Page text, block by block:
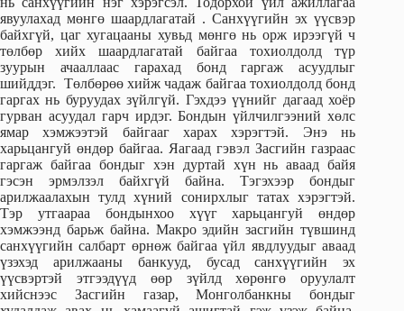
явуулахад мөнгө шаардлагатай . Санхүүгийн эх үүсвэр
байхгүй, цаг хугацааны хувьд мөнгө нь орж ирээгүй ч
төлбөр хийх шаардлагатай байгаа тохиолдолд түр
зуурын ачааллаас гарахад бонд гаргаж асуудлыг
шийддэг. Төлбөрөө хийж чадаж байгаа тохиолдолд бонд
гаргах нь буруудах зүйлгүй. Гэхдээ үүнийг дагаад хоёр
гурван асуудал гарч ирдэг. Бондын үйлчилгээний хөлс
ямар хэмжээтэй байгааг харах хэрэгтэй. Энэ нь
харьцангуй өндөр байгаа. Яагаад гэвэл Засгийн газраас
гаргаж байгаа бондыг хэн дуртай хүн нь аваад байя
гэсэн эрмэлзэл байхгүй байна. Тэгэхээр бондыг
арилжаалахын тулд хүний сонирхлыг татах хэрэгтэй.
Тэр утгаараа бондынхоо хүүг харьцангуй өндөр
хэмжээнд барьж байна. Макро эдийн засгийн түвшинд
санхүүгийн салбарт өрнөж байгаа үйл явдлуудыг аваад
үзэхэд арилжааны банкууд, бусад санхүүгийн эх
үүсвэртэй этгээдүүд өөр зүйлд хөрөнгө оруулалт
хийснээс Засгийн газар, Монголбанкны бондыг